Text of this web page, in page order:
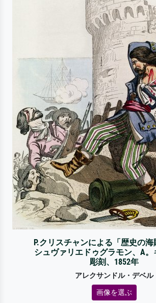
P.クリスチャンによる「歴史の
シュヴァリエドゥグラモン、A
彫刻、1852年
アレクサンドル・デベル
画像を選ぶ